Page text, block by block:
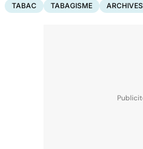
TABAC TABAGISME ARCHIVES